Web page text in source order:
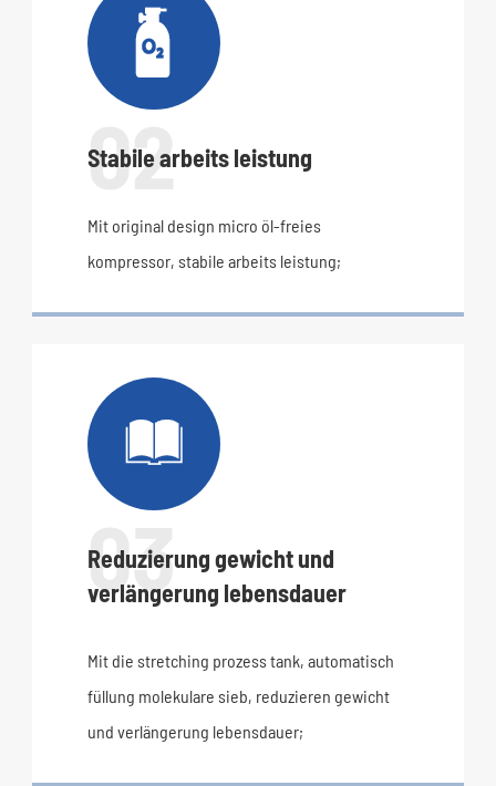

02
Stabile arbeits leistung
Mit original design micro öl-freies
kompressor, stabile arbeits leistung;

03
Reduzierung gewicht und
verlängerung lebensdauer
Mit die stretching prozess tank, automatisch
füllung molekulare sieb, reduzieren gewicht
und verlängerung lebensdauer;